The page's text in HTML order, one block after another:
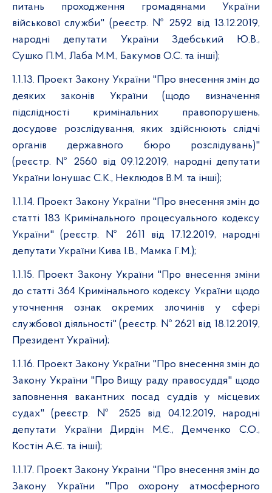
питань проходження громадянами України
військової служби" (реєстр. № 2592 від 13.12.2019,
народні депутати України Здебський Ю.В.,
Сушко П.М., Лаба М.М., Бакумов О.С. та інші);
1.1.13. Проект Закону України "Про внесення змін до
деяких законів України (щодо визначення
підслідності кримінальних правопорушень,
досудове розслідування, яких здійснюють слідчі
органів державного бюро розслідувань)"
(реєстр. № 2560 від 09.12.2019, народні депутати
України Іонушас С.К., Неклюдов В.М. та інші);
1.1.14. Проект Закону України "Про внесення змін до
статті 183 Кримінального процесуального кодексу
України" (реєстр. № 2611 від 17.12.2019, народні
депутати України Кива І.В., Мамка Г.М.);
1.1.15. Проект Закону України "Про внесення зміни
до статті 364 Кримінального кодексу України щодо
уточнення ознак окремих злочинів у сфері
службової діяльності" (реєстр. № 2621 від 18.12.2019,
Президент України);
1.1.16. Проект Закону України "Про внесення змін до
Закону України "Про Вищу раду правосуддя" щодо
заповнення вакантних посад суддів у місцевих
судах" (реєстр. № 2525 від 04.12.2019, народні
депутати України Дирдін М.Є., Демченко С.О.,
Костін А.Є. та інші);
1.1.17. Проект Закону України "Про внесення змін до
Закону України "Про охорону атмосферного